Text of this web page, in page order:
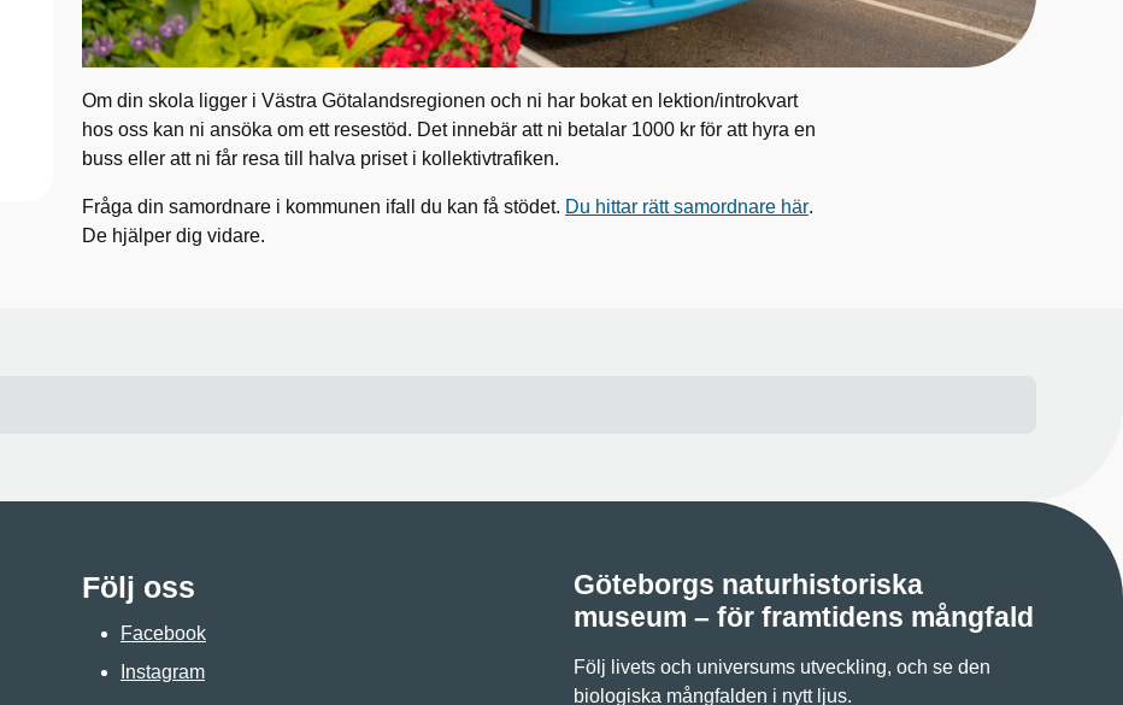
Om din skola ligger i Västra Götalandsregionen och ni har bokat en lektion/introkvart
hos oss kan ni ansöka om ett resestöd. Det innebär att ni betalar 1000 kr för att hyra en
buss eller att ni får resa till halva priset i kollektivtrafiken.
Fråga din samordnare i kommunen ifall du kan få stödet. Du hittar rätt samordnare här.
De hjälper dig vidare.
Följ oss
Facebook
Instagram
Göteborgs naturhistoriska
museum – för framtidens mångfald
Följ livets och universums utveckling, och se den
biologiska mångfalden i nytt ljus.